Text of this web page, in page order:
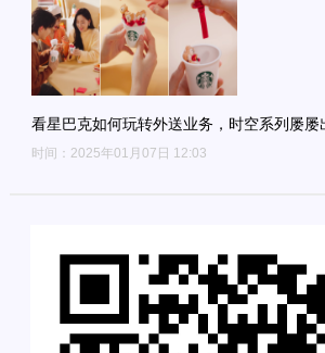
看星巴克如何玩转外送业务，时空系列屡屡
时间：2025年01月07日 12:03